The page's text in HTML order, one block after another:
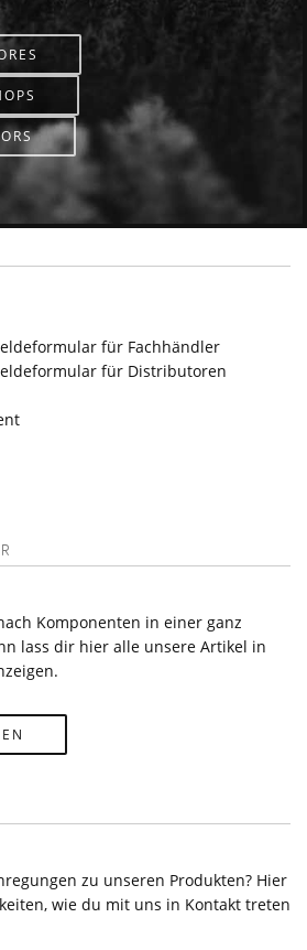
für Fachhändler
für Distributoren
Komponenten in einer ganz
lass dir hier alle unsere Artikel in
zu unseren Produkten? Hier
wie du mit uns in Kontakt treten